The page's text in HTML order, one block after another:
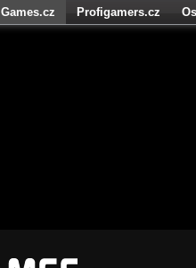
Games.cz Profigamers.cz